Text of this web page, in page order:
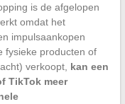
is de afgelopen
omdat het
impulsaankopen
fysieke producten of
verkoopt, kan een
TikTok meer